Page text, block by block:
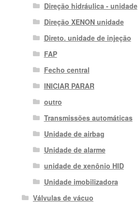
Direção hidráulica - unidade
Direção XENON unidade
Direto. unidade de injeção
FAP
Fecho central
INICIAR PARAR
outro
Transmissões automáticas
Unidade de airbag
Unidade de alarme
unidade de xenônio HID
Unidade imobilizadora
Válvulas de vácuo